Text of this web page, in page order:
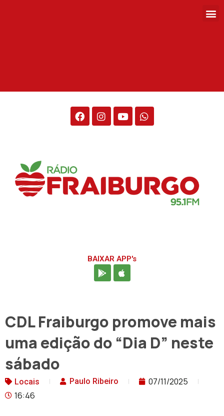
BAIXAR APP's
CDL Fraiburgo promove mais
uma edição do “Dia D” neste
sábado
Locais Paulo Ribeiro
07/11/2025
16:46